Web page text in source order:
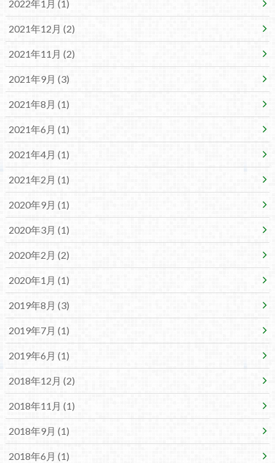
2022年1月 (1)
2021年12月 (2)
2021年11月 (2)
2021年9月 (3)
2021年8月 (1)
2021年6月 (1)
2021年4月 (1)
2021年2月 (1)
2020年9月 (1)
2020年3月 (1)
2020年2月 (2)
2020年1月 (1)
2019年8月 (3)
2019年7月 (1)
2019年6月 (1)
2018年12月 (2)
2018年11月 (1)
2018年9月 (1)
2018年6月 (1)